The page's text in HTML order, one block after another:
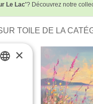
Le Lac'? Découvrez notre
TOILE DE LA
×